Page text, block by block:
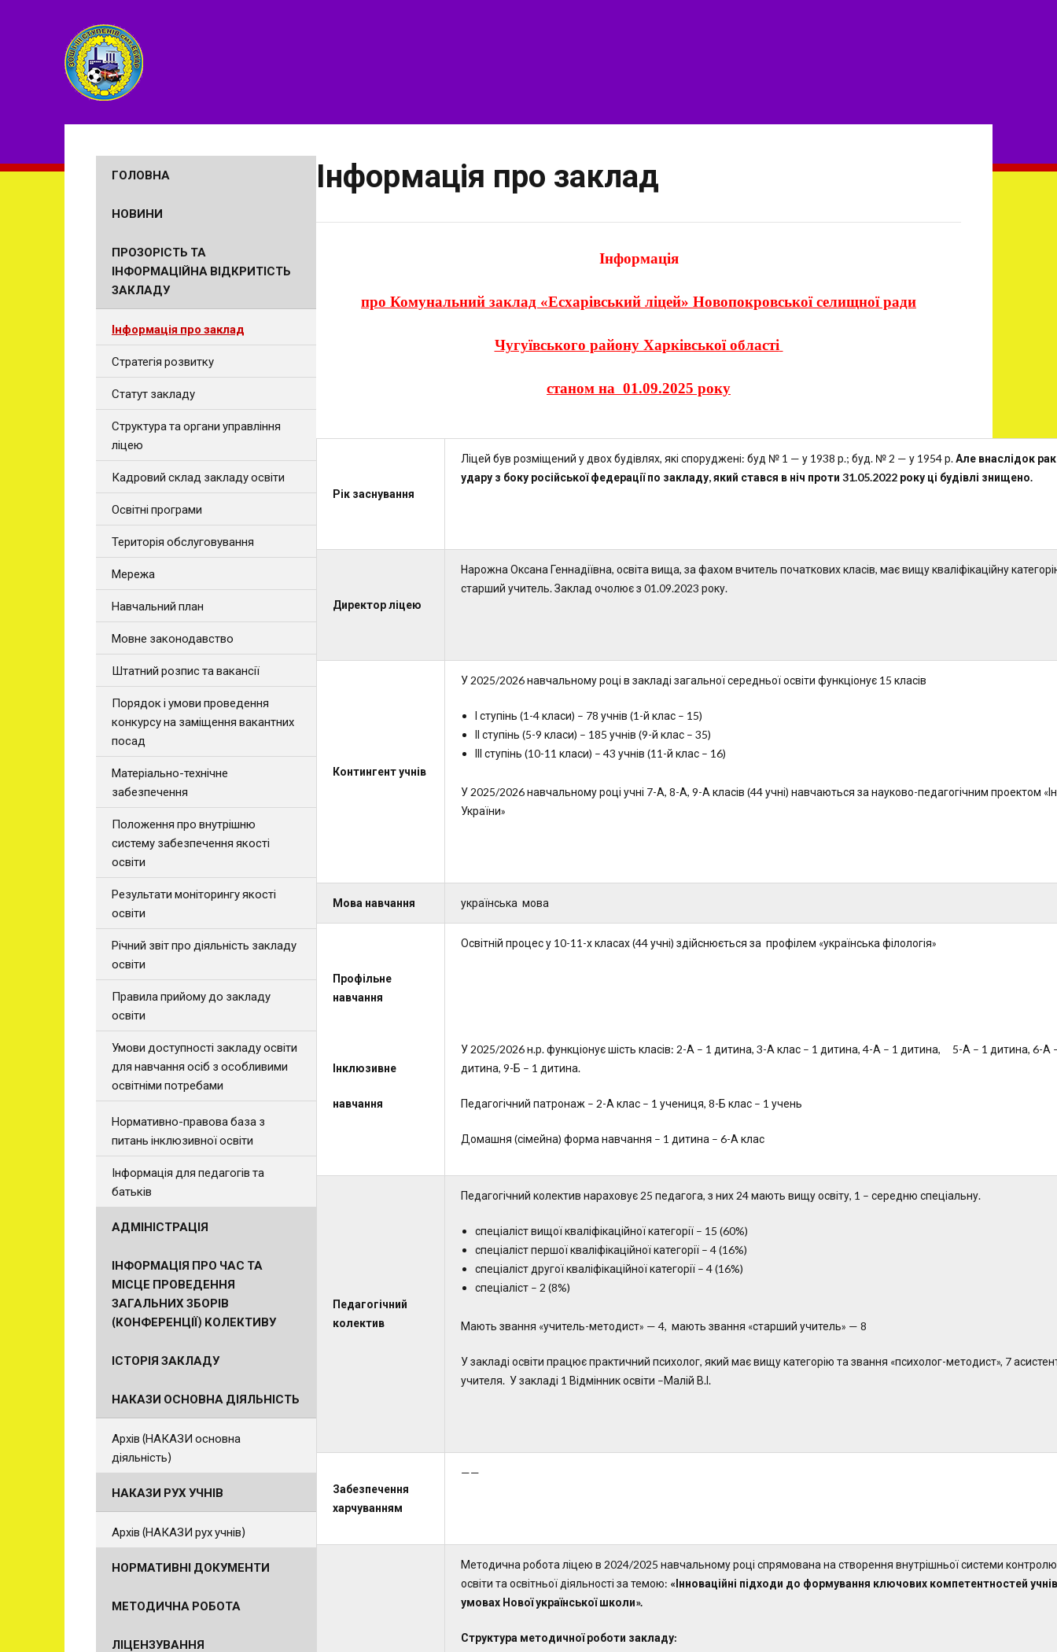
Інформація про заклад
Інформація
про Комунальний заклад «Есхарівський ліцей» Новопокровської селищної ради
Чугуївського району Харківської області
станом на 01.09.2025 року
Рік заснування
Ліцей був розміщений у двох будівлях, які споруджені: буд № 1 — у 1938 р.; буд. № 2 — у 1954 р.Але внаслідок
удару з боку російської федерації по закладу, який стався в ніч проти 31.05.2022 року ці будівлі знищено.
Директорліцею
Нарожна Оксана Геннадіївна, освіта вища, за фахом вчитель початкових класів, має вищу кваліфікаційну
старший учитель. Заклад очолює з 01.09.2023 року.
Контингент учнів
У 2025/2026 навчальному році в закладі загальної середньої освіти функціонує 15 класів
І ступінь (1-4 класи) – 78 учнів (1-й клас – 15)
ІІ ступінь (5-9 класи) – 185 учнів (9-й клас – 35)
ІІІ ступінь (10-11 класи) – 43 учнів (11-й клас – 16)
У 2025/2026 навчальному році учні 7-А, 8-А, 9-А класів (44 учні) навчаються за науково-педагогічним проектом
України»
Мова навчання українська мова
Профільне
навчання
Інклюзивне
навчання
Освітній процес у 10-11-х класах (44 учні) здійснюється за профілем «українська філологія»
У 2025/2026 н.р. функціонує шість класів: 2-А – 1 дитина, 3-А клас – 1 дитина, 4-А – 1 дитина, 5-А – 1 дитина, 6-А
дитина, 9-Б – 1 дитина.
Педагогічний патронаж – 2-А клас – 1 учениця, 8-Б клас – 1 учень
Домашня (сімейна) форма навчання – 1 дитина – 6-А клас
Педагогічний
колектив
Педагогічний колектив нараховує 25 педагога, з них 24 мають вищу освіту, 1 – середню спеціальну.
спеціаліст вищої кваліфікаційної категорії – 15 (60%)
спеціаліст першої кваліфікаційної категорії – 4 (16%)
спеціаліст другої кваліфікаційної категорії – 4 (16%)
спеціаліст – 2 (8%)
Мають звання «учитель-методист» — 4, мають звання «старший учитель» — 8
У закладі освіти працює практичний психолог, який має вищу категорію та звання «психолог-методист», 7
учителя. У закладі 1 Відмінник освіти –Малій В.І.
Забезпечення
харчуванням
——
Методична робота ліцею в 2024/2025 навчальному році спрямована на створення внутрішньої системи контролю
освіти та освітньої діяльності за темою: «Інноваційні підходи до формування ключових компетентностей
умовах Нової української школи».
Структура методичної роботи закладу:
ГОЛОВНА
НОВИНИ
ПРОЗОРІСТЬ ТА
ІНФОРМАЦІЙНА ВІДКРИТІСТЬ
ЗАКЛАДУ
Інформація про заклад
Стратегія розвитку
Статут закладу
Структура та органи управління
ліцею
Кадровий склад закладу освіти
Освітні програми
Територія обслуговування
Мережа
Навчальний план
Мовне законодавство
Штатний розпис та вакансії
Порядок і умови проведення
конкурсу на заміщення вакантних
посад
Матеріально-технічне
забезпечення
Положення про внутрішню
систему забезпечення якості
освіти
Результати моніторингу якості
освіти
Річний звіт про діяльність закладу
освіти
Правила прийому до закладу
освіти
Умови доступності закладу освіти
для навчання осіб з особливими
освітніми потребами
Нормативно-правова база з
питань інклюзивної освіти
Інформація для педагогів та
батьків
АДМІНІСТРАЦІЯ
ІНФОРМАЦІЯ ПРО ЧАС ТА
МІСЦЕ ПРОВЕДЕННЯ
ЗАГАЛЬНИХ ЗБОРІВ
(КОНФЕРЕНЦІЇ) КОЛЕКТИВУ
ІСТОРІЯ ЗАКЛАДУ
НАКАЗИ ОСНОВНА ДІЯЛЬНІСТЬ
Архів (НАКАЗИ основна
діяльність)
НАКАЗИ РУХ УЧНІВ
Архів (НАКАЗИ рух учнів)
НОРМАТИВНІ ДОКУМЕНТИ
МЕТОДИЧНА РОБОТА
ЛІЦЕНЗУВАННЯ